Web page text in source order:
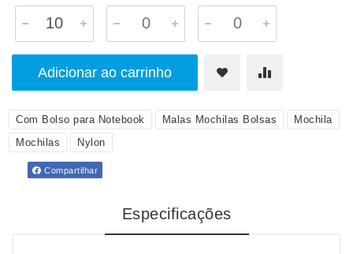
Adicionar ao carrinho
Com Bolso para Notebook Malas Mochilas Bolsas
Mochila
Mochilas
Nylon
Compartilhar
Especificações